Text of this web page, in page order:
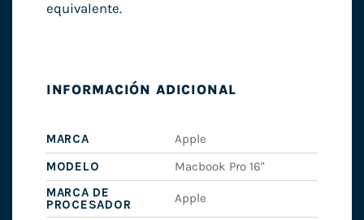
equivalente.
INFORMACIÓN ADICIONAL
MARCA
Apple
MODELO
Macbook Pro 16"
MARCA DE
PROCESADOR
Apple